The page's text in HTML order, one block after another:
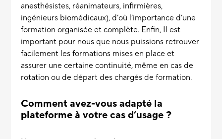
anesthésistes, réanimateurs, infirmières,
ingénieurs biomédicaux), d’où l’importance d’une
formation organisée et complète. Enfin, Il est
important pour nous que nous puissions retrouver
facilement les formations mises en place et
assurer une certaine continuité, même en cas de
rotation ou de départ des chargés de formation.
Comment avez-vous adapté la
plateforme à votre cas d’usage ?